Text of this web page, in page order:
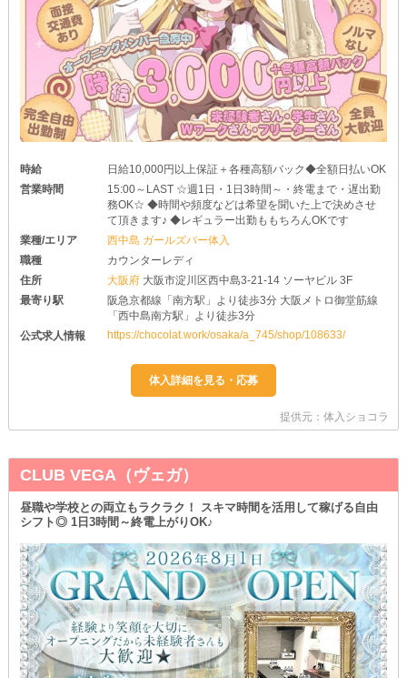
時給
日給10,000円以上保証＋各種高額バック◆全額日払いOK
営業時間
15:00～LAST ☆週1日・1日3時間～・終電まで・遅出勤
務OK☆ ◆時間や頻度などは希望を聞いた上で決めさせ
て頂きます♪ ◆レギュラー出勤ももちろんOKです
業種/エリア
西中島 ガールズバー体入
職種
カウンターレディ
住所
大阪府 大阪市淀川区西中島3-21-14 ソーヤビル 3F
最寄り駅
阪急京都線「南方駅」より徒歩3分 大阪メトロ御堂筋線
「西中島南方駅」より徒歩3分
公式求人情報
https://chocolat.work/osaka/a_745/shop/108633/
提供元：体入ショコラ
CLUB VEGA（ヴェガ）
昼職や学校との両立もラクラク！ スキマ時間を活用して稼げる自由
シフト◎ 1日3時間～終電上がりOK♪